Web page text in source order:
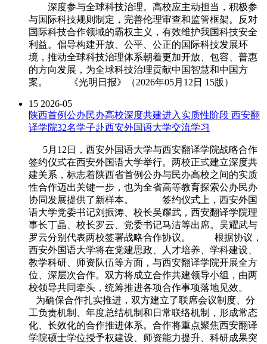
深度参与全球科技治理。高校应主动担当，积极参
与国际科技规则制定，完善伦理审查和监管框架。反对
国际科技合作领域的霸权主义，有效维护我国科技安全
利益。倡导构建开放、公平、公正的国际科技发展环
境，推动全球科技治理体系朝着更加开放、包容、普惠
的方向发展，为全球科技治理贡献中国智慧和中国方
案。 《光明日报》（2026年05月12日 15版）
15 2026-05
陕西首例公办民办高校深度共建进入实质性阶段 西安翻
译学院32名学子赴西安外国语大学交流学习
5月12日，西安外国语大学与西安翻译学院战略合作
签约仪式在西安外国语大学举行。两校正式建立深度共
建关系，标志着陕西省首例公办与民办高校之间的实质
性合作迈出关键一步，也为全省高等教育探索公办民办
协同发展提供了新样本。 签约仪式上，西安外国
语大学党委书记刘振涛、校长吴耀武，西安翻译学院理
事长丁晶、校长罗云、党委书记马洁等出席。吴耀武与
罗云分别代表两校签署战略合作协议。 根据协议，
西安外国语大学将在党建思政、人才培养、学科建设、
教学科研、师资队伍等方面，与西安翻译学院开展全方
位、深层次合作。双方将成立合作共建领导小组，由两
校领导共同牵头，统筹推进各项合作事项落地见效。
为确保合作扎实推进，双方建立了联席会议制度、分
工负责机制、年度总结机制和日常联络机制，形成常态
化、长效化的合作推进体系。合作将重点聚焦西安翻译
学院硕士学位授予权建设、师资能力提升、科研成果突